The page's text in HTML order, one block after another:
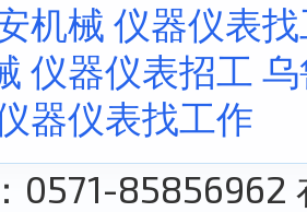
机械 仪器仪表
仪器仪表招工
器仪表找工作
0571-85856962